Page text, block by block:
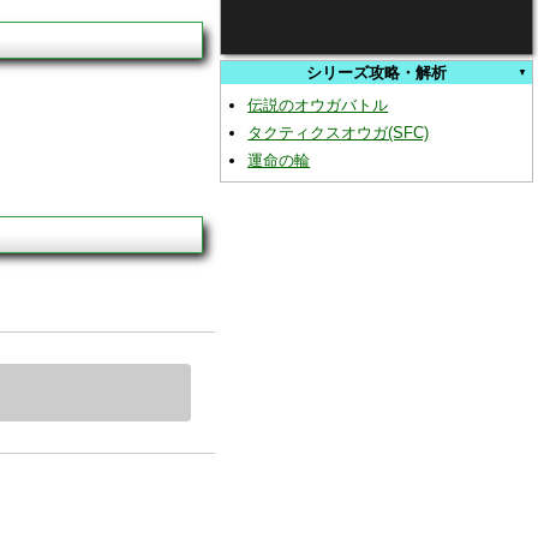
シリーズ攻略・解析
伝説のオウガバトル
タクティクスオウガ(SFC)
運命の輪